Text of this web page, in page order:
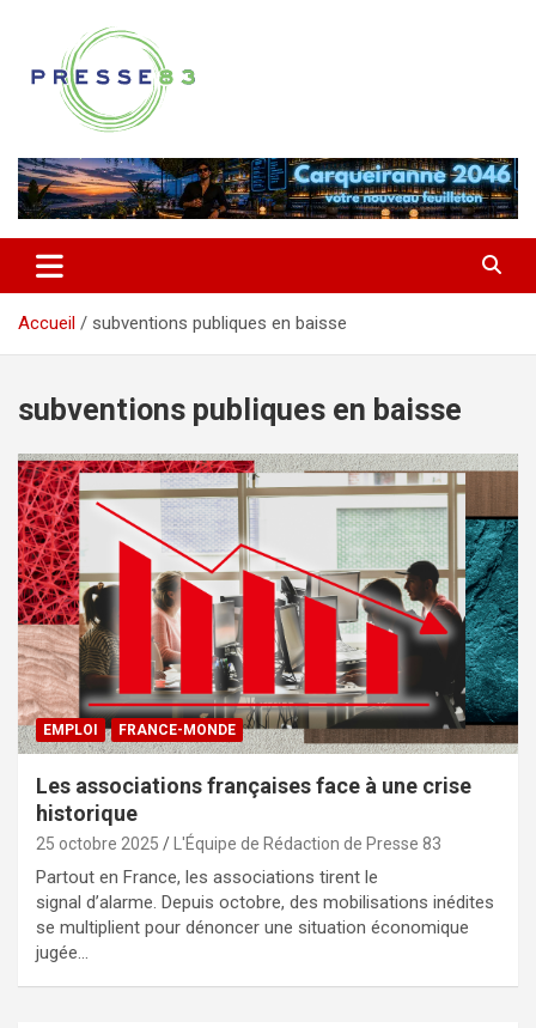
contenu
Presse 83
Accueil subventions publiques en baisse
subventions publiques en baisse
EMPLOI FRANCE-MONDE
Les associations françaises face à une crise
historique
25 octobre 2025 L'Équipe de Rédaction de Presse 83
Partout en France, les associations tirent le
signal d’alarme. Depuis octobre, des mobilisations inédites
se multiplient pour dénoncer une situation économique
jugée…